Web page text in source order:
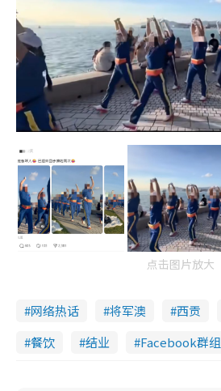
点击图片放大
网络热话 将军澳 西贡
餐饮
结业 Facebook群组